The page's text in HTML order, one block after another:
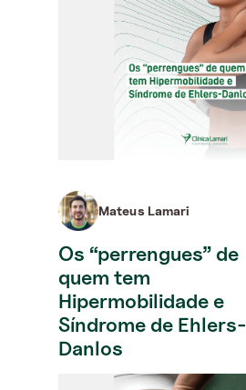
Mateus Lamari
Os “perrengues” de
quem tem
Hipermobilidade e
Síndrome de Ehlers-
Danlos